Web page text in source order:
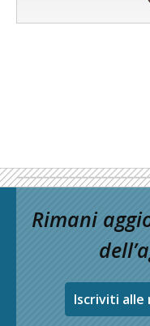
Rimani
Iscriviti